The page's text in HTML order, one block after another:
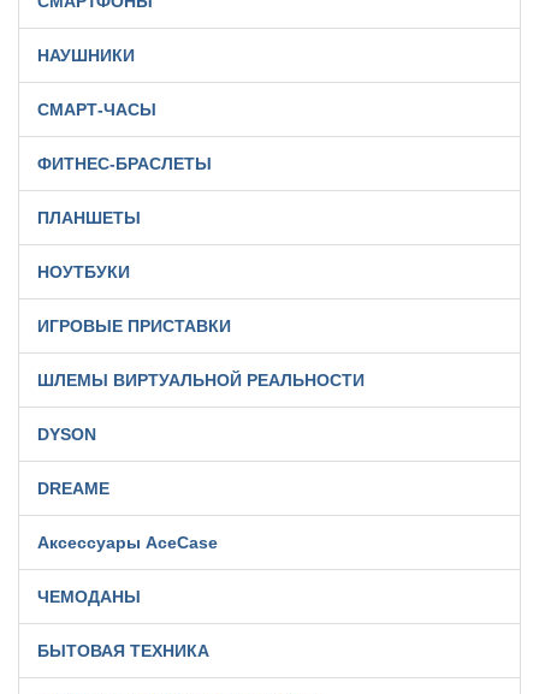
НАУШНИКИ
СМАРТ-ЧАСЫ
ФИТНЕС-БРАСЛЕТЫ
ПЛАНШЕТЫ
НОУТБУКИ
ИГРОВЫЕ ПРИСТАВКИ
ШЛЕМЫ ВИРТУАЛЬНОЙ РЕАЛЬНОСТИ
DYSON
DREAME
Аксессуары AceCase
ЧЕМОДАНЫ
БЫТОВАЯ ТЕХНИКА